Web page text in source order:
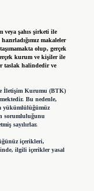
şahıs şirketi ile
makaleler
olup, gerçek
kurum ve kişiler ile
taslak halindedir ve
İletişim Kurumu (BTK)
Bu nedenle,
yükümlülüğümüz
sorumluluğunu
sayılırlar.
içerikleri,
ilgili içerikler yasal